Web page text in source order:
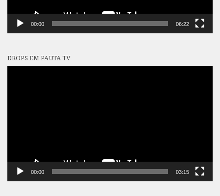
00:00 06:22
DROPS EM PAUTA TV
00:00 03:15